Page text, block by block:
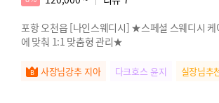
포항 오천읍 [나인스웨디시] ★스페셜 스웨디시
에 맞춰 1:1 맞춤형 관리★
사장님강추 지아 다크호스 윤지 실장님추